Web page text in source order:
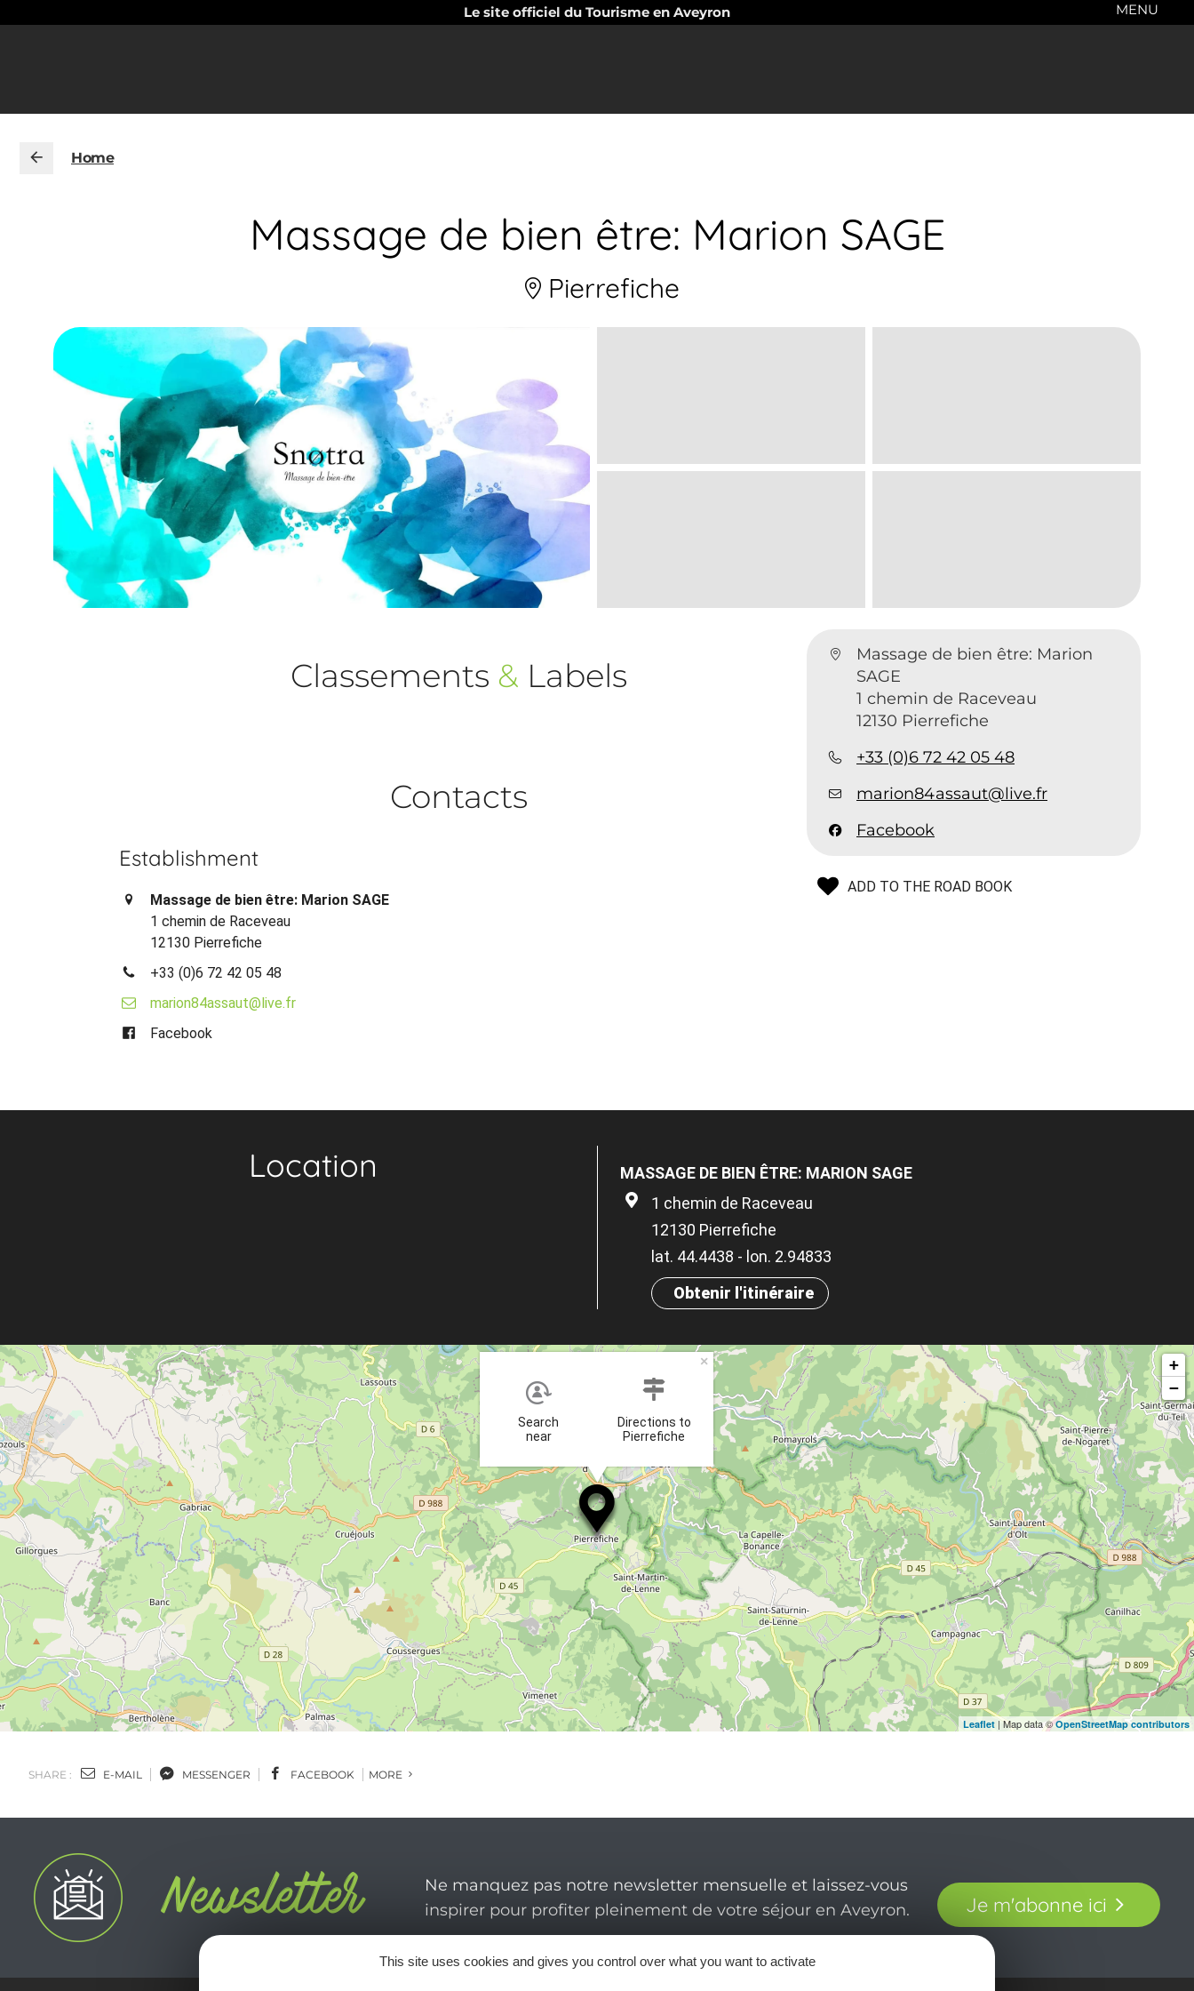
Le site officiel du Tourisme en Aveyron MENU
Home
Massage de bien être: Marion SAGE
Pierrefiche
Massage de bien être: Marion
SAGE
1 chemin de Raceveau
12130 Pierrefiche
+33 (0)6 72 42 05 48
marion84assaut@live.fr
Facebook
ADD TO THE ROAD BOOK
Classements & Labels
Contacts
Establishment
Massage de bien être: Marion SAGE
1 chemin de Raceveau
12130 Pierrefiche
+33 (0)6 72 42 05 48
marion84assaut@live.fr
Facebook
Location
MASSAGE DE BIEN ÊTRE: MARION SAGE
1 chemin de Raceveau
12130 Pierrefiche
lat. 44.4438 - lon. 2.94833
Obtenir l'itinéraire
Search
near
Directions to
Pierrefiche
×
+
−
Leaflet | Map data ©OpenStreetMap contributors
SHARE : E-MAIL MESSENGER FACEBOOK MORE
Ne manquez pas notre newsletter mensuelle et laissez-vous
inspirer pour profiter pleinement de votre séjour en Aveyron.
Je m'abonne ici
This site uses cookies and gives you control over what you want to activate